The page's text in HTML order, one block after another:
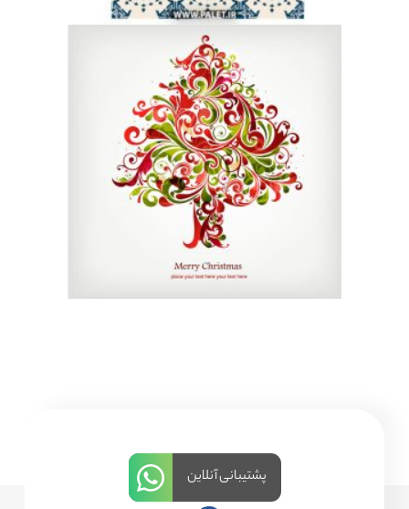
پشتیبانی آنلاین